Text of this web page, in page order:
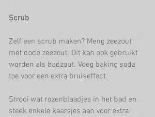
Scrub
Zelf een scrub maken? Meng zeezout
met dode zeezout. Dit kan ook gebruikt
worden als badzout. Voeg baking soda
toe voor een extra bruiseffect.
Strooi wat rozenblaadjes in het bad en
steek enkele kaarsjes aan voor extra